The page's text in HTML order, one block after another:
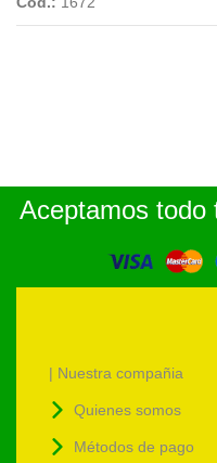
Aceptamos todo
| Nuestra compañia
Quienes somos
Métodos de pago